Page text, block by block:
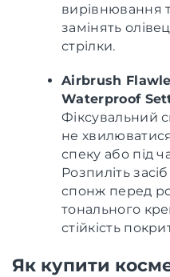
вирівнювання
замінять
стрілки.
Airbrush
Waterproof
Фіксувальний
не
спеку або під
Розпиліть
спонж перед
тонального
стійкість
Як купити